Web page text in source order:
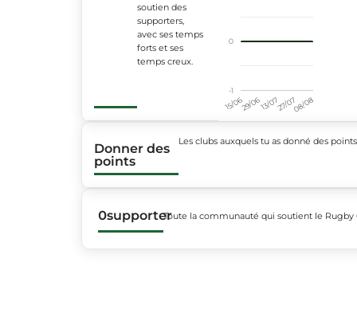
soutien des
supporters,
avec ses temps
forts et ses
temps creux.
15/0629/0613/0727/0708/08
-1
0
Donner des
points
Les clubs auxquels tu as donné des points
0supporterToute la communauté qui soutient le Rugby